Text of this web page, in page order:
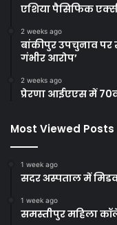
एशिया पैसिफिक
2 weeks ago
बांकीपुर उपचुनाव
गंभीर आरोप’
2 weeks ago
प्रेरणा आईएएस में
Most Viewed Posts
1 week ago
सदर अस्पताल में
1 week ago
समस्तीपुर महिला